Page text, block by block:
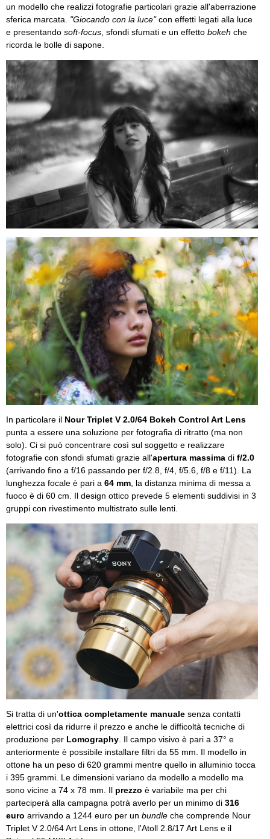
un modello che realizzi fotografie particolari grazie all'aberrazione
sferica marcata. "Giocando con la luce"con effetti legati alla luce
e presentando soft-focus , sfondi sfumati e un effetto bokeh che
ricorda le bolle di sapone.
In particolare il Nour Triplet V 2.0/64 Bokeh Control Art Lens
punta a essere una soluzione per fotografia di ritratto (ma non
solo). Ci si può concentrare così sul soggetto e realizzare
fotografie con sfondi sfumati grazie all'apertura massima di f/2.0
(arrivando fino a f/16 passando per f/2.8, f/4, f/5.6, f/8 e f/11). La
lunghezza focale è pari a 64 mm, la distanza minima di messa a
fuoco è di 60 cm. Il design ottico prevede 5 elementi suddivisi in 3
gruppi con rivestimento multistrato sulle lenti.
Si tratta di un'ottica completamente manuale senza contatti
elettrici così da ridurre il prezzo e anche le difficoltà tecniche di
produzione per Lomography . Il campo visivo è pari a 37° e
anteriormente è possibile installare filtri da 55 mm. Il modello in
ottone ha un peso di 620 grammi mentre quello in alluminio tocca
i 395 grammi. Le dimensioni variano da modello a modello ma
sono vicine a 74 x 78 mm. Il prezzo è variabile ma per chi
parteciperà alla campagna potrà averlo per un minimo di 316
euro arrivando a 1244 euro per un bundle che comprende Nour
Triplet V 2.0/64 Art Lens in ottone, l'Atoll 2.8/17 Art Lens e il